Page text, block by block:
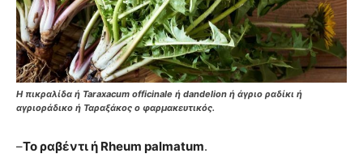
Η πικραλίδα ή Taraxacum officinale ή dandelion ή άγριο ραδίκι ή
αγριοράδικο ή Ταραξάκος ο φαρμακευτικός.
–Το ραβέντι ή Rheum palmatum.